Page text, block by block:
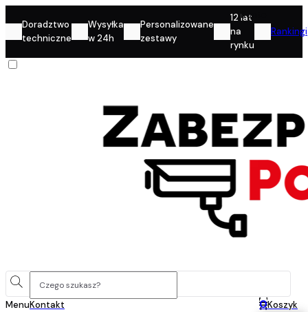
Doradztwo
techniczne
Wysyłka
w 24h
Personalizowane
zestawy
12 lat
na
rynku
Rankingi
MenuKontakt
Konto
0Koszyk